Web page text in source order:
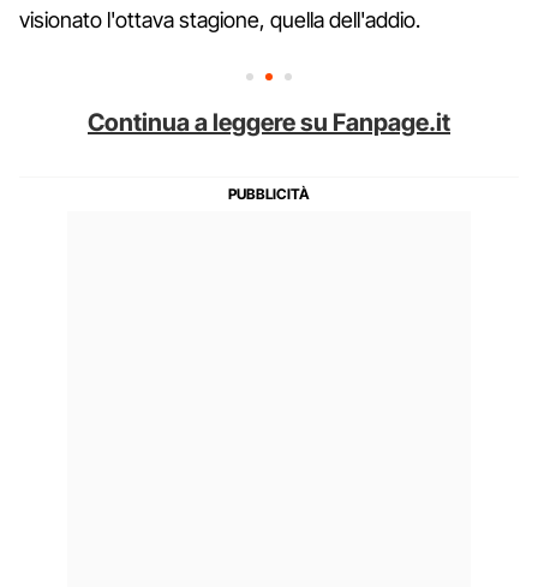
visionato l'ottava stagione, quella dell'addio.
Continua a leggere su Fanpage.it